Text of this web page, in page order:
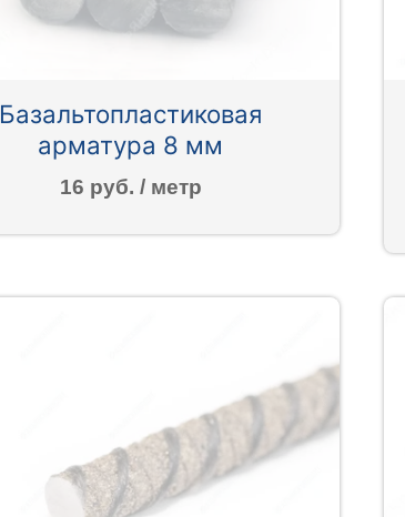
Базальтопластиковая
арматура 8 мм
16 руб. / метр